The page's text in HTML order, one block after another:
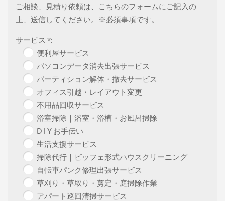
ご相談、見積り依頼は、こちらのフォームにご記入の
上、送信してください。※必須事項です。
サービス *:
便利屋サービス
パソコンデータ消去出張サービス
パーティション解体・撤去サービス
オフィス引越・レイアウト変更
不用品回収サービス
浴室掃除｜浴室・浴槽・お風呂掃除
D I Y お手伝い
生活支援サービス
掃除代行｜ビッフェ形式ハウスクリーニング
自転車パンク修理出張サービス
草刈り・草取り・剪定・庭掃除作業
アパート巡回清掃サービス